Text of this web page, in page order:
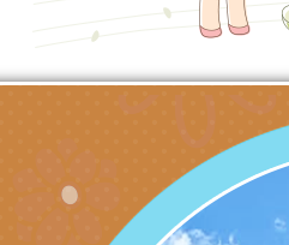
工作坊」
親子共學
代愛在
時光」海
情緒力
子溝通之
礙者生命
「環保愛
礙者中
檢送行政
月份公共
有關桃園
辦理115
『原原』
桃園市
理「桃園
轉知中華